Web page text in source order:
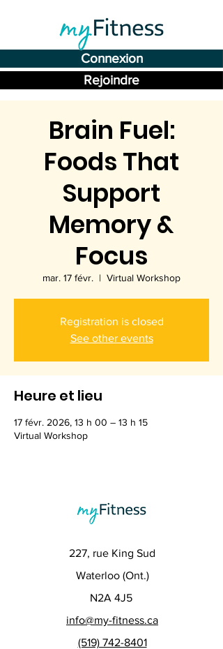
Connexion
Rejoindre
Brain Fuel:
Foods That
Support
Memory &
Focus
mar. 17 févr.
  |
Virtual Workshop
Registration is closed
See other events
Heure et lieu
17 févr. 2026, 13 h 00 – 13 h 15
Virtual Workshop
227, rue King Sud
Waterloo (Ont.)
N2A 4J5
info@my-fitness.ca
(519) 742-8401